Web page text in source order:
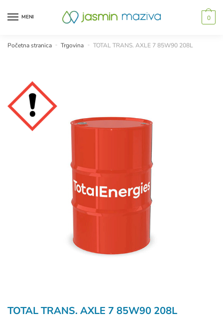
MENI 0
Početna stranica » Trgovina » TOTAL TRANS. AXLE 7 85W90 208L
TOTAL TRANS. AXLE 7 85W90 208L